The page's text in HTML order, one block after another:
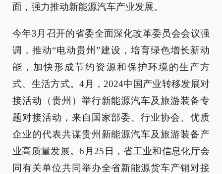
面，强力推动新能源汽车产业发展。
今年3月召开的省委全面深化改革委员会会议强
调，推动“电动贵州”建设，培育绿色增长新动
能，加快形成节约资源和保护环境的生产方
式、生活方式。4月，2024中国产业转移发展对
接活动（贵州）举行新能源汽车及旅游装备专
题对接活动，来自国家部委、行业协会、优质
企业的代表共谋贵州新能源汽车及旅游装备产
业高质量发展。6月25日，省工业和信息化厅会
同有关单位共同举办全省新能源货车产销对接